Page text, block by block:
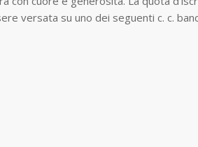
versata su uno dei seguenti c. c.